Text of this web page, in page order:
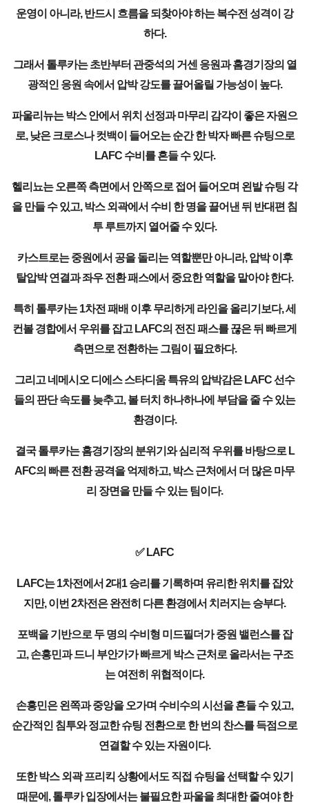
운영이 아니라, 반드시 흐름을 되찾아야 하는 복수전 성격이 강
하다.
그래서 톨루카는 초반부터 관중석의 거센 응원과 홈경기장의 열
광적인 응원 속에서 압박 강도를 끌어올릴 가능성이 높다.
파울리뉴는 박스 안에서 위치 선정과 마무리 감각이 좋은 자원으
로, 낮은 크로스나 컷백이 들어오는 순간 한 박자 빠른 슈팅으로
LAFC 수비를 흔들 수 있다.
헬리뇨는 오른쪽 측면에서 안쪽으로 접어 들어오며 왼발 슈팅 각
을 만들 수 있고, 박스 외곽에서 수비 한 명을 끌어낸 뒤 반대편 침
투 루트까지 열어줄 수 있다.
카스트로는 중원에서 공을 돌리는 역할뿐만 아니라, 압박 이후
탈압박 연결과 좌우 전환 패스에서 중요한 역할을 맡아야 한다.
특히 톨루카는 1차전 패배 이후 무리하게 라인을 올리기보다, 세
컨볼 경합에서 우위를 잡고 LAFC의 전진 패스를 끊은 뒤 빠르게
측면으로 전환하는 그림이 필요하다.
그리고 네메시오 디에스 스타디움 특유의 압박감은 LAFC 선수
들의 판단 속도를 늦추고, 볼 터치 하나하나에 부담을 줄 수 있는
환경이다.
결국 톨루카는 홈경기장의 분위기와 심리적 우위를 바탕으로 L
AFC의 빠른 전환 공격을 억제하고, 박스 근처에서 더 많은 마무
리 장면을 만들 수 있는 팀이다.
✅ LAFC
LAFC는 1차전에서 2대1 승리를 기록하며 유리한 위치를 잡았
지만, 이번 2차전은 완전히 다른 환경에서 치러지는 승부다.
포백을 기반으로 두 명의 수비형 미드필더가 중원 밸런스를 잡
고, 손흥민과 드니 부안가가 빠르게 박스 근처로 올라서는 구조
는 여전히 위협적이다.
손흥민은 왼쪽과 중앙을 오가며 수비수의 시선을 흔들 수 있고,
순간적인 침투와 정교한 슈팅 전환으로 한 번의 찬스를 득점으로
연결할 수 있는 자원이다.
또한 박스 외곽 프리킥 상황에서도 직접 슈팅을 선택할 수 있기
때문에, 톨루카 입장에서는 불필요한 파울을 최대한 줄여야 한